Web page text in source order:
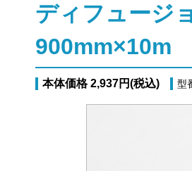
ディフュージ
900mm×10m
本体価格 2,937円(税込) 型